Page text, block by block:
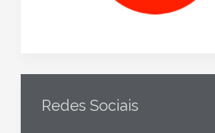
Redes Sociais